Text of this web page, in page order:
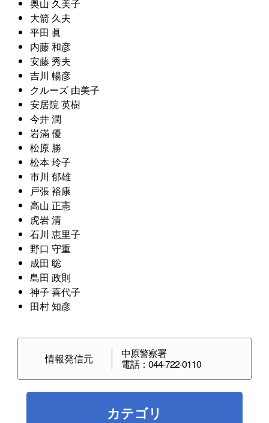
奥山 久美子
大箭 久夫
平田 眞
内藤 和彦
安藤 秀夫
吉川 暢彦
クルーズ 由美子
安居院 英樹
今井 潤
岩滿 優
松原 勝
松本 玲子
市川 郁雄
戸張 裕康
高山 正憲
虎岩 清
石川 恵里子
野口 守重
成田 聡
島田 政則
神子 喜代子
田村 知彦
情報発信元 中原警察署
電話：044-722-0110
カテゴリ